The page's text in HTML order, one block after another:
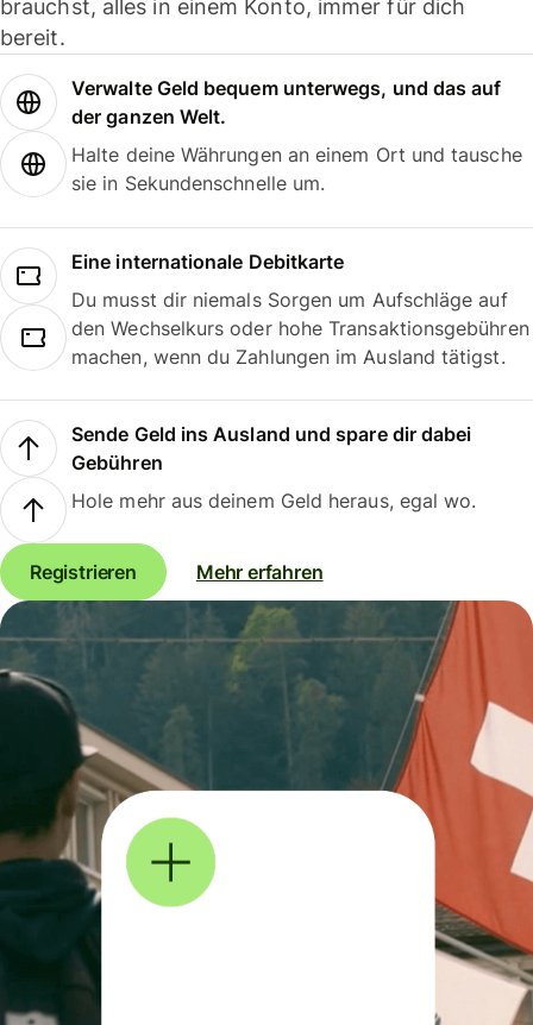
brauchst, alles in einem Konto, immer für dich
bereit.
Verwalte Geld bequem unterwegs, und das auf
der ganzen Welt.
Halte deine Währungen an einem Ort und tausche
sie in Sekundenschnelle um.
Eine internationale Debitkarte
Du musst dir niemals Sorgen um Aufschläge auf
den Wechselkurs oder hohe Transaktionsgebühren
machen, wenn du Zahlungen im Ausland tätigst.
Sende Geld ins Ausland und spare dir dabei
Gebühren
Hole mehr aus deinem Geld heraus, egal wo.
Registrieren Mehr erfahren